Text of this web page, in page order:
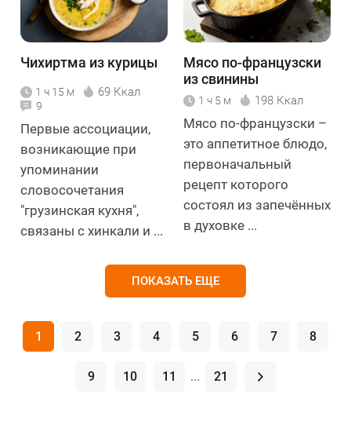
Чихиртма из курицы
1 ч 15 м 69 Ккал
9
Первые ассоциации,
возникающие при
упоминании
словосочетания
"грузинская кухня",
связаны с хинкали и ...
Мясо по-французски
из свинины
1 ч 5 м 198 Ккал
Мясо по-французски –
это аппетитное блюдо,
первоначальный
рецепт которого
состоял из запечённых
в духовке ...
ПОКАЗАТЬ ЕЩЕ
1 2 3 4 5 6 7 8
9 10 11 ... 21 .